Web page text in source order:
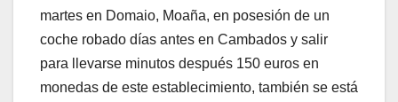
martes en Domaio, Moaña, en posesión de un
coche robado días antes en Cambados y salir
para llevarse minutos después 150 euros en
monedas de este establecimiento, también se está